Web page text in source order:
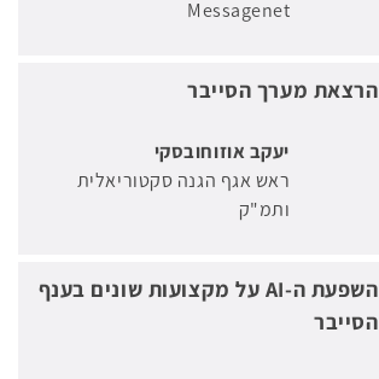
Messagenet
הרצאת מערך הסייבר
יעקב אוזוחובסקי
ראש אגף הגנה סקטוריאלית
ותמ"ק
השפעת ה-AI על מקצועות שונים בענף
הסייבר